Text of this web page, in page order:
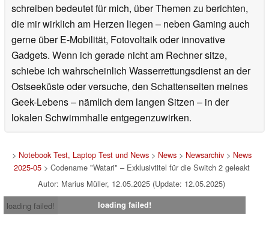
schreiben bedeutet für mich, über Themen zu berichten,
die mir wirklich am Herzen liegen – neben Gaming auch
gerne über E-Mobilität, Fotovoltaik oder innovative
Gadgets. Wenn ich gerade nicht am Rechner sitze,
schiebe ich wahrscheinlich Wasserrettungsdienst an der
Ostseeküste oder versuche, den Schattenseiten meines
Geek-Lebens – nämlich dem langen Sitzen – in der
lokalen Schwimmhalle entgegenzuwirken.
> Notebook Test, Laptop Test und News> News> Newsarchiv> News
2025-05> Codename "Watari" – Exklusivtitel für die Switch 2 geleakt
Autor: Marius Müller, 12.05.2025 (Update: 12.05.2025)
loading failed!
loading failed!